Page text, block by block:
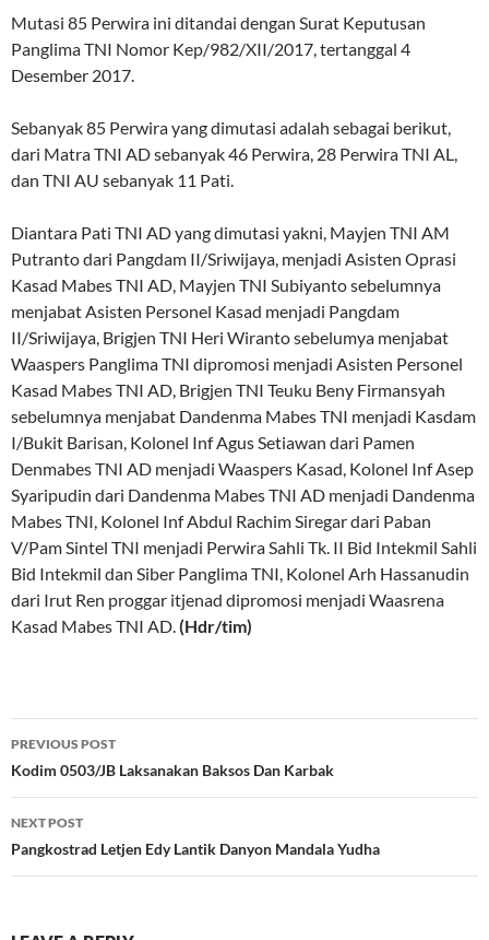
Mutasi 85 Perwira ini ditandai dengan Surat Keputusan
Panglima TNI Nomor Kep/982/XII/2017, tertanggal 4
Desember 2017.
Sebanyak 85 Perwira yang dimutasi adalah sebagai berikut,
dari Matra TNI AD sebanyak 46 Perwira, 28 Perwira TNI AL,
dan TNI AU sebanyak 11 Pati.
Diantara Pati TNI AD yang dimutasi yakni, Mayjen TNI AM
Putranto dari Pangdam II/Sriwijaya, menjadi Asisten Oprasi
Kasad Mabes TNI AD, Mayjen TNI Subiyanto sebelumnya
menjabat Asisten Personel Kasad menjadi Pangdam
II/Sriwijaya, Brigjen TNI Heri Wiranto sebelumya menjabat
Waaspers Panglima TNI dipromosi menjadi Asisten Personel
Kasad Mabes TNI AD, Brigjen TNI Teuku Beny Firmansyah
sebelumnya menjabat Dandenma Mabes TNI menjadi Kasdam
I/Bukit Barisan, Kolonel Inf Agus Setiawan dari Pamen
Denmabes TNI AD menjadi Waaspers Kasad, Kolonel Inf Asep
Syaripudin dari Dandenma Mabes TNI AD menjadi Dandenma
Mabes TNI, Kolonel Inf Abdul Rachim Siregar dari Paban
V/Pam Sintel TNI menjadi Perwira Sahli Tk. II Bid Intekmil Sahli
Bid Intekmil dan Siber Panglima TNI, Kolonel Arh Hassanudin
dari Irut Ren proggar itjenad dipromosi menjadi Waasrena
Kasad Mabes TNI AD.(Hdr/tim)
Post
navigation
PREVIOUS POST
Kodim 0503/JB Laksanakan Baksos Dan Karbak
NEXT POST
Pangkostrad Letjen Edy Lantik Danyon Mandala Yudha